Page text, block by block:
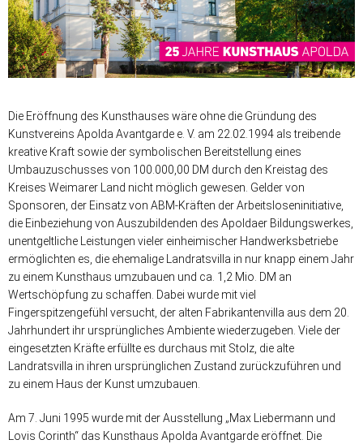
Die Eröffnung des Kunsthauses wäre ohne die Gründung des
Kunstvereins Apolda Avantgarde e. V. am 22.02.1994 als treibende
kreative Kraft sowie der symbolischen Bereitstellung eines
Umbauzuschusses von 100.000,00 DM durch den Kreistag des
Kreises Weimarer Land nicht möglich gewesen. Gelder von
Sponsoren, der Einsatz von ABM-Kräften der Arbeitsloseninitiative,
die Einbeziehung von Auszubildenden des Apoldaer Bildungswerkes,
unentgeltliche Leistungen vieler einheimischer Handwerksbetriebe
ermöglichten es, die ehemalige Landratsvilla in nur knapp einem Jahr
zu einem Kunsthaus umzubauen und ca. 1,2 Mio. DM an
Wertschöpfung zu schaffen. Dabei wurde mit viel
Fingerspitzengefühl versucht, der alten Fabrikantenvilla aus dem 20.
Jahrhundert ihr ursprüngliches Ambiente wiederzugeben. Viele der
eingesetzten Kräfte erfüllte es durchaus mit Stolz, die alte
Landratsvilla in ihren ursprünglichen Zustand zurückzuführen und
zu einem Haus der Kunst umzubauen.
Am 7. Juni 1995 wurde mit der Ausstellung „Max Liebermann und
Lovis Corinth“ das Kunsthaus Apolda Avantgarde eröffnet. Die